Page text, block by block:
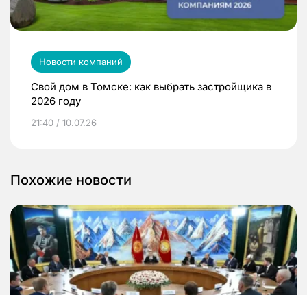
Новости компаний
Свой дом в Томске: как выбрать застройщика в
2026 году
21:40 / 10.07.26
Похожие новости